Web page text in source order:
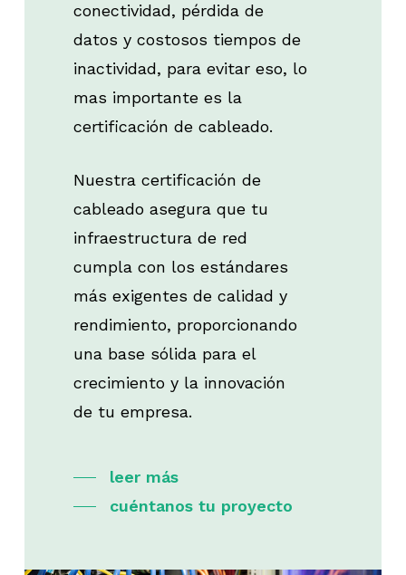
conectividad, pérdida de
datos y costosos tiempos de
inactividad, para evitar eso, lo
mas importante es la
certificación de cableado.
Nuestra certificación de
cableado asegura que tu
infraestructura de red
cumpla con los estándares
más exigentes de calidad y
rendimiento, proporcionando
una base sólida para el
crecimiento y la innovación
de tu empresa.
leer más
cuéntanos tu proyecto